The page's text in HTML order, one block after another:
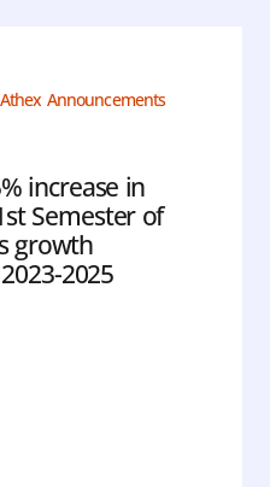
Athex Announcements
increase in
Semester of
growth
2025